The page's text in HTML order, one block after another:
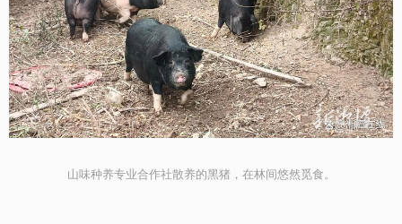
山味种养专业合作社散养的黑猪，在林间悠然觅食。